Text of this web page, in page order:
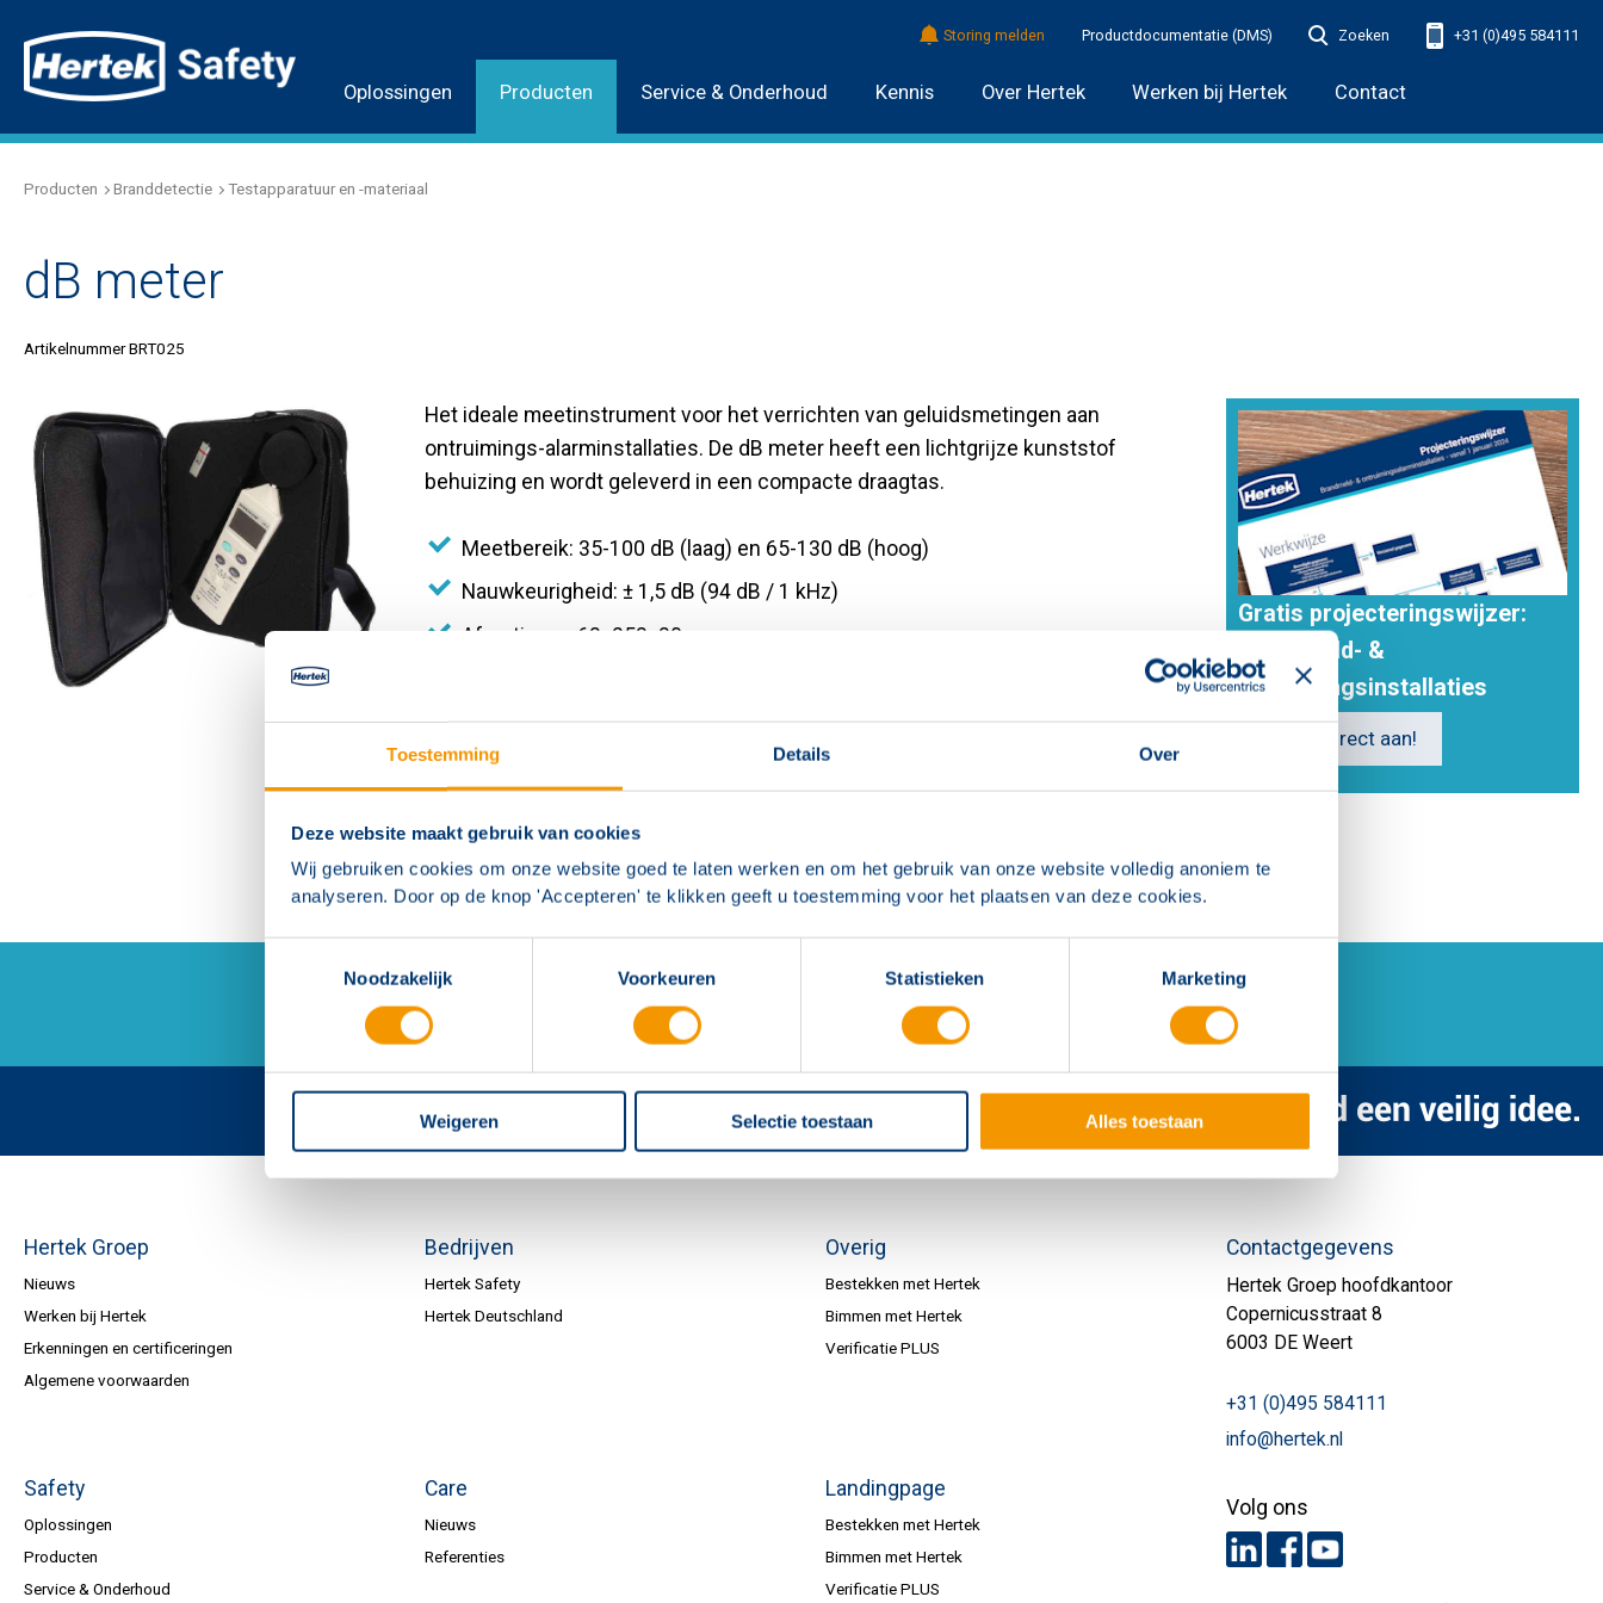
Toestemming Details Over
Deze website maakt gebruik van cookies
Wij gebruiken cookies om onze website goed te laten werken en om het gebruik van onze website volledig anoniem te
analyseren. Door op de knop 'Accepteren' te klikken geeft u toestemming voor het plaatsen van deze cookies.
Noodzakelijk
Voorkeuren Statistieken Marketing
Weigeren Selectie toestaan Alles toestaan
Oplossingen Producten Service & Onderhoud Kennis Over Hertek Werken bij Hertek Contact
Storing melden Productdocumentatie (DMS) Zoeken +31 (0)495 584111
Producten Branddetectie Testapparatuur en -materiaal
dB meter
Artikelnummer BRT025
Het ideale meetinstrument voor het verrichten van geluidsmetingen aan
ontruimings-alarminstallaties. De dB meter heeft een lichtgrijze kunststof
behuizing en wordt geleverd in een compacte draagtas.
Meetbereik: 35-100 dB (laag) en 65-130 dB (hoog)
Nauwkeurigheid: ± 1,5 dB (94 dB / 1 kHz)
Afmetingen 63x253x30 mm
Gratis projecteringswijzer:
Brandmeld- &
ontruimingsinstallaties
Vraag direct aan!
Hertek Groep
Nieuws
Werken bij Hertek
Erkenningen en certificeringen
Algemene voorwaarden
Bedrijven
Hertek Safety
Hertek Deutschland
Overig
Bestekken met Hertek
Bimmen met Hertek
Verificatie PLUS
Safety
Oplossingen
Producten
Service & Onderhoud
Care
Nieuws
Referenties
Landingpage
Bestekken met Hertek
Bimmen met Hertek
Verificatie PLUS
Contactgegevens
Hertek Groep hoofdkantoor
Copernicusstraat 8
6003 DE Weert
+31 (0)495 584111
info@hertek.nl
Volg ons